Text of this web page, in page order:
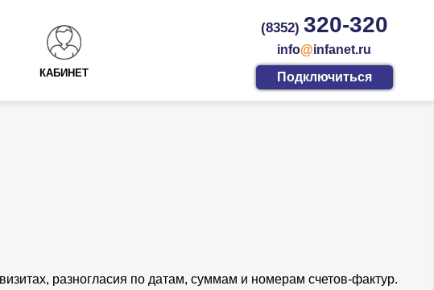
КАБИНЕТ
(8352) 320-320
info@infanet.ru
Подключиться
разногласия по датам, суммам и номерам счетов-фактур.